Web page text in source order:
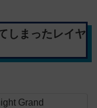
しまったレイヤ
Grand